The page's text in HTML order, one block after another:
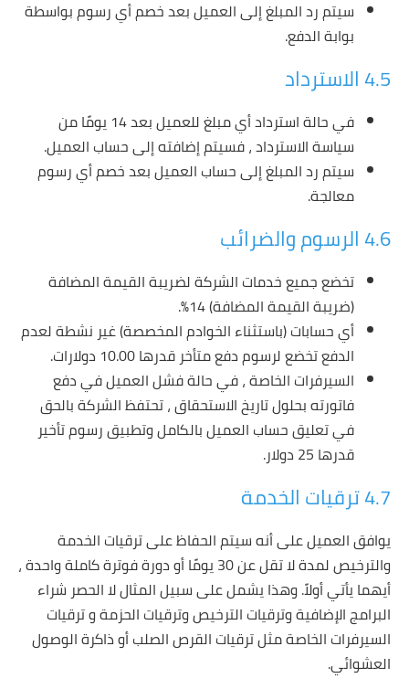
سيتم رد المبلغ إلى العميل بعد خصم أي رسوم بواسطة
بوابة الدفع.
4.5 الاسترداد
في حالة استرداد أي مبلغ للعميل بعد 14 يومًا من
سياسة الاسترداد ، فسيتم إضافته إلى حساب العميل.
سيتم رد المبلغ إلى حساب العميل بعد خصم أي رسوم
معالجة.
4.6 الرسوم والضرائب
تخضع جميع خدمات الشركة لضريبة القيمة المضافة
(ضريبة القيمة المضافة) 14٪.
أي حسابات (باستثناء الخوادم المخصصة) غير نشطة لعدم
الدفع تخضع لرسوم دفع متأخر قدرها 10.00 دولارات.
السيرفرات الخاصة ، في حالة فشل العميل في دفع
فاتورته بحلول تاريخ الاستحقاق ، تحتفظ الشركة بالحق
في تعليق حساب العميل بالكامل وتطبيق رسوم تأخير
قدرها 25 دولار.
4.7 ترقيات الخدمة
يوافق العميل على أنه سيتم الحفاظ على ترقيات الخدمة
والترخيص لمدة لا تقل عن 30 يومًا أو دورة فوترة كاملة واحدة ،
أيهما يأتي أولاً. وهذا يشمل على سبيل المثال لا الحصر شراء
البرامج الإضافية وترقيات الترخيص وترقيات الحزمة و ترقيات
السيرفرات الخاصة مثل ترقيات القرص الصلب أو ذاكرة الوصول
العشوائي.